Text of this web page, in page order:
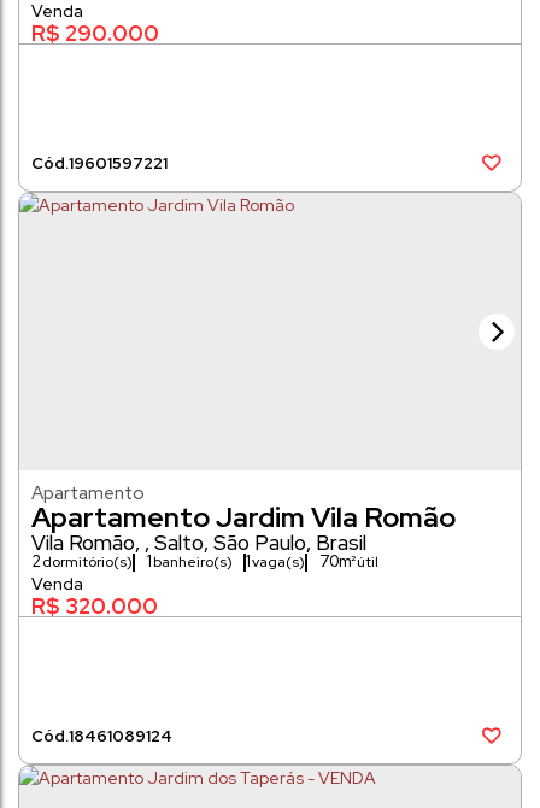
R$ 290.000
19601597221
Apartamento Jardim Vila Romão
Apartamento
R$ 320.000
18461089124
Vila Romão , Salto, São Paulo, Brasil
2dormitório(s) 1banheiro(s) 1vaga(s) 70m²